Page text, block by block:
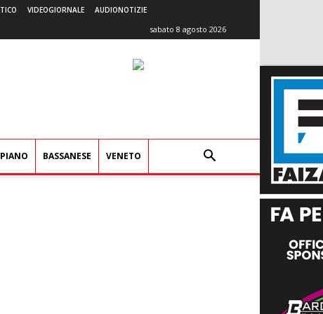
VIDEOGIORNALE AUDIONOTIZIE
sabato 8 agosto 2026
BASSANESE VENETO